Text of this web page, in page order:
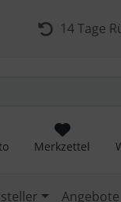
14 Tage
Merkzettel
Angebote